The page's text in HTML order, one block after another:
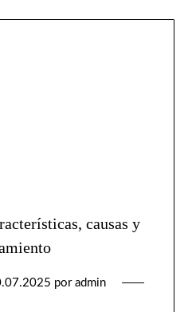
causas y
por admin